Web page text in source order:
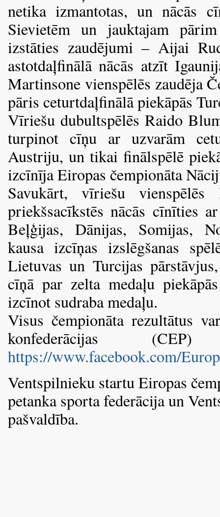
netika izmantotas, un nācās
Sievietēm un jauktajam
izstāties zaudējumi – Aijai
astotdaļfinālā nācās atzīt
Martinsone vienspēlēs zaudēja
pāris ceturtdaļfinālā piekāpās
Vīriešu dubultspēlēs Raido
turpinot cīņu ar uzvarām
Austriju, un tikai finālspēlē
izcīnīja Eiropas čempionāta
Savukārt, vīriešu
priekšsacīkstēs nācās cīnīties
Beļģijas, Dānijas, Somijas,
kausa izcīņas izslēgšanas
Lietuvas un Turcijas
cīņā par zelta medaļu
izcīnot sudraba medaļu.
Visus čempionāta rezultātus
konfederācijas
https://www.facebook.com/
Ventspilnieku startu Eiropas
petanka sporta federācija un
pašvaldība.